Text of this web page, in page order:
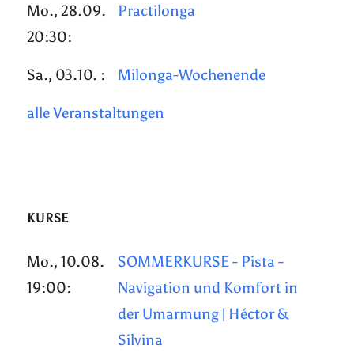
Mo., 28.09.
20:30:
Practilonga
Sa., 03.10. : Milonga-Wochenende
alle Veranstaltungen
KURSE
Mo., 10.08.
19:00:
SOMMERKURSE - Pista -
Navigation und Komfort in
der Umarmung | Héctor &
Silvina